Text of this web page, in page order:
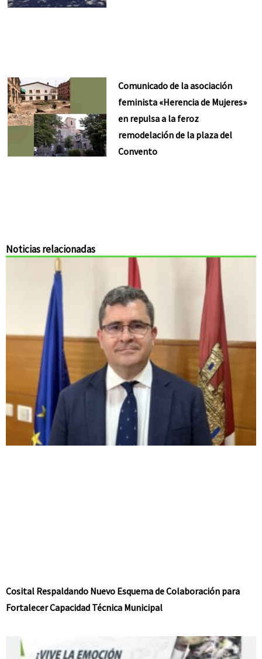
Comunicado de la asociación
feminista «Herencia de Mujeres»
en repulsa a la feroz
remodelación de la plaza del
Convento
Noticias relacionadas
Cosital Respaldando Nuevo Esquema de Colaboración para
Fortalecer Capacidad Técnica Municipal